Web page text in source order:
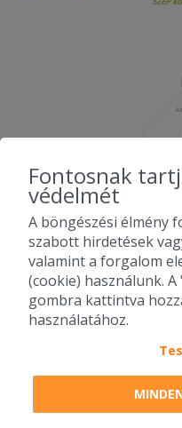
2010-2026 Copyright
Pizza, gyros, hamburger,
Fontosnak
védelmét
A böngészési élmény
szabott hirdetések
valamint a forgalom
(cookie) használunk.
gombra kattintva
használatához.